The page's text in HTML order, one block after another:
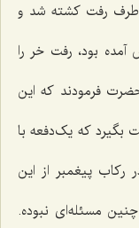
طرف رفت کشته شد و
بود، رفت خر را
حضرت فرمودند که این
بگیرد که یک‌دفعه با
پیغمبر از این
مسئله‌ای نبوده.